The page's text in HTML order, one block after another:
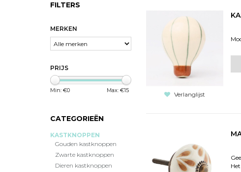
FILTERS
MERKEN
PRIJS
Min: €0 Max: €15
CATEGORIEËN
KASTKNOPPEN
Gouden kastknoppen
Zwarte kastknoppen
Dieren kastknoppen
Verlanglijst